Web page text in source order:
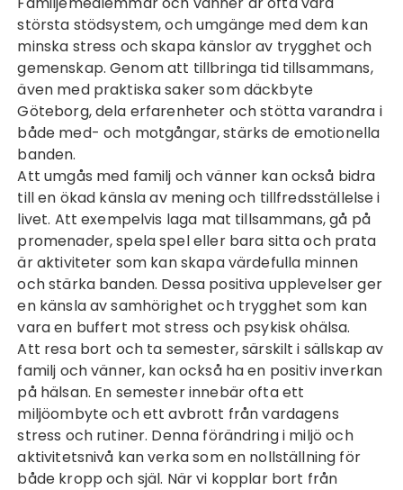
största stödsystem, och umgänge med dem kan
minska stress och skapa känslor av trygghet och
gemenskap. Genom att tillbringa tid tillsammans,
även med praktiska saker somdäckbyte
Göteborg, dela erfarenheter och stötta varandra i
både med- och motgångar, stärks de emotionella
banden.
Att umgås med familj och vänner kan också bidra
till en ökad känsla av mening och tillfredsställelse i
livet. Att exempelvis laga mat tillsammans, gå på
promenader, spela spel eller bara sitta och prata
är aktiviteter som kan skapa värdefulla minnen
och stärka banden. Dessa positiva upplevelser ger
en känsla av samhörighet och trygghet som kan
vara en buffert mot stress och psykisk ohälsa.
Att resa bort och ta semester, särskilt i sällskap av
familj och vänner, kan också ha en positiv inverkan
på hälsan. En semester innebär ofta ett
miljöombyte och ett avbrott från vardagens
stress och rutiner. Denna förändring i miljö och
aktivitetsnivå kan verka som en nollställning för
både kropp och själ. När vi kopplar bort från